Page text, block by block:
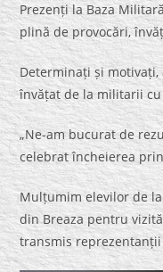
Prezenți la Baza
plină de provocări,
Determinați și
învățat de la militarii
„Ne-am bucurat de
celebrat încheierea
Mulțumim elevilor de
din Breaza pentru
transmis